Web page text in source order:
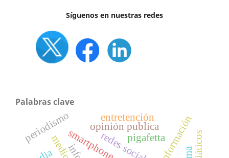
Síguenos en nuestras redes
Palabras clave
redes sociales
opinión publica
periodismo
smartphone
entretención
pigafetta